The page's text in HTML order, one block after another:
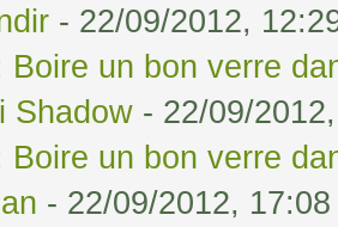
- 22/09/2012,
Boire un bon verre
Shadow - 22/09/
Boire un bon verre
- 22/09/2012, 17:08